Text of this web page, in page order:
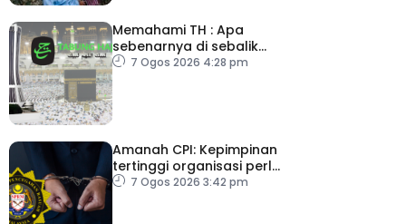
Memahami TH : Apa
sebenarnya di sebalik
angka
7 Ogos 2026 4:28 pm
Amanah CPI: Kepimpinan
tertinggi organisasi perlu
pacu reformasi radikal
7 Ogos 2026 3:42 pm